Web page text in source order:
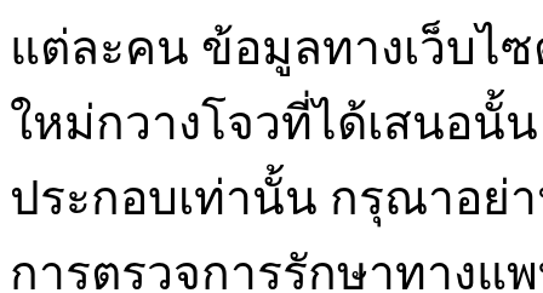
แต่ละคน ข้อมูลทางเว็บไ
ใหม่กวางโจวที่ได้เสนอนั้
ประกอบเท่านั้น กรุณาอย่
การตรวจการรักษาทางแ